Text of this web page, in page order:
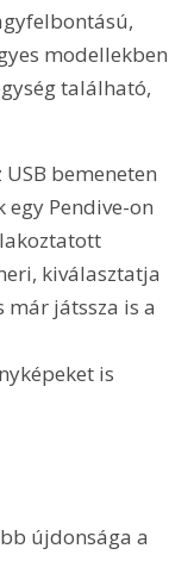
modellekben
található,
bemeneten
Pendive-on
kiválasztatja
már játssza is a
is
újdonsága a